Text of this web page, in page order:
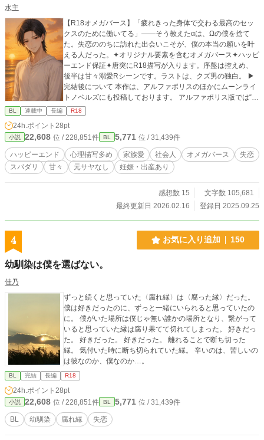
水主
【R18オメガバース】「疲れきった身体で交わる最高のセッ
クスのために働いてる」——そう教えたαは、Ωの僕を捨て
た。失恋ののちに訪れた出会いこそが、僕の本当の願いを叶
える人だった。✦オリジナル要素を含むオメガバース✦ハッピ
ーエンド保証✦唐突にR18描写が入ります。序盤は控えめ、
後半は甘々溺愛Rシーンです。ラストは、クズ男の独白。 ▶︎
完結後について 本作は、アルファポリスのほかにムーンライ
トノベルズにも投稿しております。 アルファポリス版では“余
韻”を大切にして掲載を控えたお話を、ムーンライト版では少
し踏み込んで描いております。 お時間がありましたら、そち
らものぞいていただけると嬉しいです。 閑話 木曜日 https://
novel18.syosetu.com/n2704kx/24 報告 https://novel18.syoset
u.com/n2704kx/25/ お宅訪問 https://novel18.syosetu.com/n27
04kx/26/ 物語の区切りの良いところで完結としましたが、今
後は、ゆっくりペースでショートストーリーを追加していく
BL 連載中 長編 R18
24h.ポイント 28pt
小説 22,608 位 / 228,851件 BL 5,771 位 / 31,439件
ハッピーエンド 心理描写多め 家族愛 社会人 オメガバース
失恋
スパダリ
甘々 元サヤなし 妊娠・出産あり
感想数 15
文字数 105,681
最終更新日 2026.02.16
登録日 2025.09.25
4 お気に入り追加 150
幼馴染は僕を選ばない。
佳乃
ずっと続くと思っていた〈腐れ縁〉は〈腐った縁〉だった。
僕は好きだったのに、ずっと一緒にいられると思っていたの
に。 僕がいた場所は僕じゃ無い誰かの場所となり、繋がって
いると思っていた縁は腐り果てて切れてしまった。 好きだっ
た。 好きだった。 好きだった。 離れることで断ち切った
縁。 気付いた時に断ち切られていた縁。 辛いのは、苦しいの
は彼なのか、僕なのか…。
BL 完結 長編 R18
24h.ポイント 28pt
小説 22,608 位 / 228,851件 BL 5,771 位 / 31,439件
BL 幼馴染 腐れ縁 失恋